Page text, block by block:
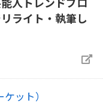
ライト・執筆し
ット）